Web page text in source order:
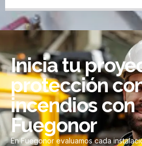
Inicia tu
protección
incendios con
Fuegonor
En Fuegonor evaluamos cada